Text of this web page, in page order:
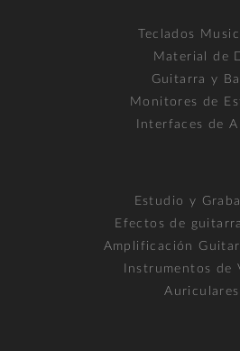
Teclados
Material de
Guitarra y
Monitores de
Interfaces de
Estudio y
Efectos de
Amplificación
Instrumentos de
Auriculares